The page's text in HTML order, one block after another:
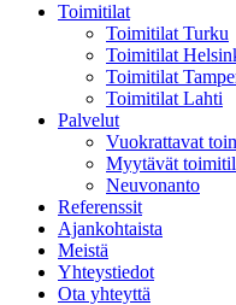
Toimitilat
Toimitilat Turku
Toimitilat
Toimitilat
Toimitilat Lahti
Palvelut
Vuokrattavat
Myytävät
Neuvonanto
Referenssit
Ajankohtaista
Meistä
Yhteystiedot
Ota yhteyttä